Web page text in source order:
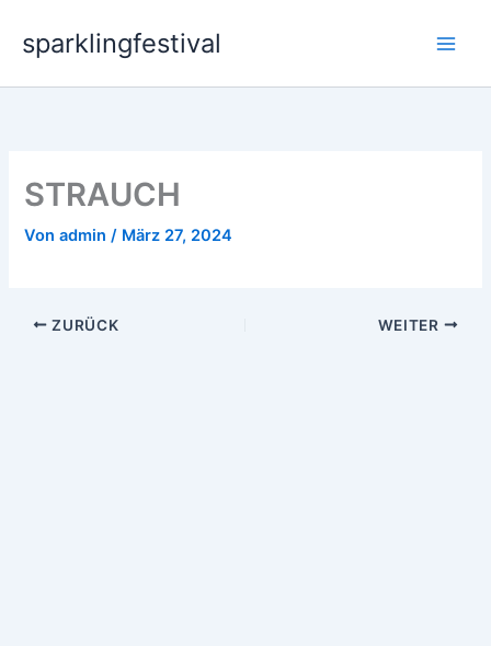
Inhalt
springen
sparklingfestival
STRAUCH
Vonadmin/ März 27, 2024
ZURÜCK WEITER